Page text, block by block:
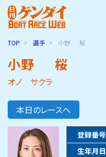
TOP 選手 小野 桜
小野 桜
オノ サクラ
本日のレースへ
登録番号
生年月日